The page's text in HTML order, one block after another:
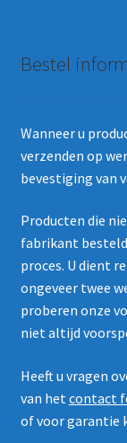
Bestel
Wanneer u
verzenden op
bevestiging van
Producten die
fabrikant
proces. U dient
ongeveer twee
proberen onze
niet altijd
Heeft u vragen
van hetcontact
of voor garantie